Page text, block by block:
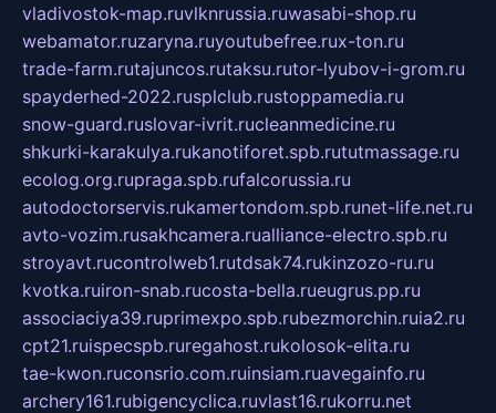
vladivostok-map.ruvlknrussia.ruwasabi-shop.ru
webamator.ruzaryna.ruyoutubefree.rux-ton.ru
trade-farm.rutajuncos.rutaksu.rutor-lyubov-i-grom.ru
spayderhed-2022.rusplclub.rustoppamedia.ru
snow-guard.ruslovar-ivrit.rucleanmedicine.ru
shkurki-karakulya.rukanotiforet.spb.rututmassage.ru
ecolog.org.rupraga.spb.rufalcorussia.ru
autodoctorservis.rukamertondom.spb.runet-life.net.ru
avto-vozim.rusakhcamera.rualliance-electro.spb.ru
stroyavt.rucontrolweb1.rutdsak74.rukinzozo-ru.ru
kvotka.ruiron-snab.rucosta-bella.rueugrus.pp.ru
associaciya39.ruprimexpo.spb.rubezmorchin.ruia2.ru
cpt21.ruispecspb.ruregahost.rukolosok-elita.ru
tae-kwon.ruconsrio.com.ruinsiam.ruavegainfo.ru
archery161.rubigencyclica.ruvlast16.rukorru.net